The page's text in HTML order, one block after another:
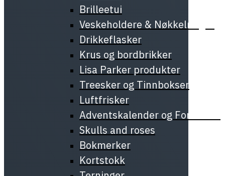
Brilleetui
Veskeholdere & Nøkkelringer
Drikkeflasker
Krus og bordbrikker
Lisa Parker produkter
Treesker og Tinnbokser
Luftfrisker
Adventskalender og
Skulls and roses
Bokmerker
Kortstokk